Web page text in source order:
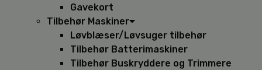
Gavekort
Tilbehør Maskiner
Løvblæser/Løvsuger tilbehør
Tilbehør Batterimaskiner
Tilbehør Buskryddere og Trimmere